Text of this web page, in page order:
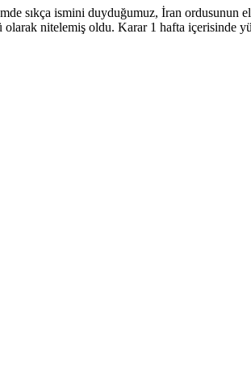
sıkça ismini duyduğumuz, İran ordusunun
nitelemiş oldu. Karar 1 hafta içerisinde